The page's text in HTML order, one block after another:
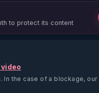
to protect its content
In the case of a blockage,